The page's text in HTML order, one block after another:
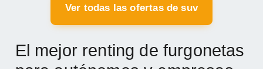
Ver todas las ofertas de suv
El mejor renting de furgonetas